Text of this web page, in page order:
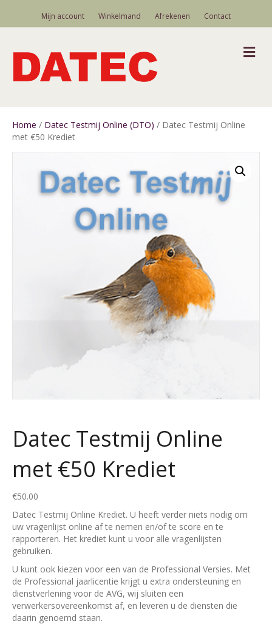
Mijn account Winkelmand Afrekenen Contact
Home / Datec Testmij Online (DTO) / Datec Testmij Online
met €50 Krediet
Datec Testmij Online
met €50 Krediet
€50.00
Datec Testmij Online Krediet. U heeft verder niets nodig om
uw vragenlijst online af te nemen en/of te score en te
rapporteren. Het krediet kunt u voor alle vragenlijsten
gebruiken.
U kunt ook kiezen voor een van de Professional Versies. Met
de Professional jaarlicentie krijgt u extra ondersteuning en
dienstverlening voor de AVG, wij sluiten een
verwerkersovereenkomst af, en leveren u de diensten die
daarin genoemd staan.